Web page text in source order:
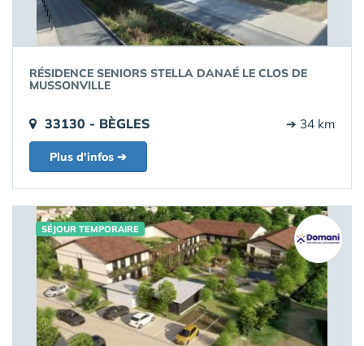
RÉSIDENCE SENIORS STELLA DANAÉ LE CLOS DE
MUSSONVILLE
33130 - BÈGLES ➔ 34 km
Plus d'infos ➔
SÉJOUR TEMPORAIRE